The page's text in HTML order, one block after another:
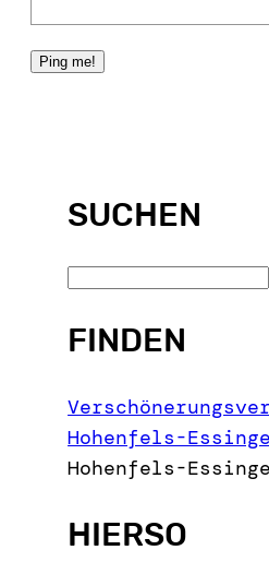
SUCHEN
a
c
h
FINDEN
Hohenfels-
Hohenfels-
HIERSO